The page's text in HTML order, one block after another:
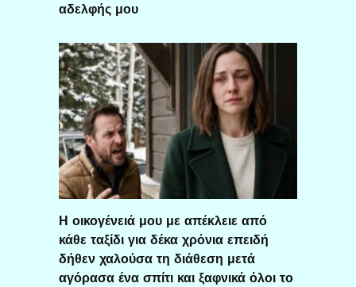
αδελφής μου
Η οικογένειά μου με απέκλειε από
κάθε ταξίδι για δέκα χρόνια επειδή
δήθεν χαλούσα τη διάθεση μετά
αγόρασα ένα σπίτι και ξαφνικά όλοι το